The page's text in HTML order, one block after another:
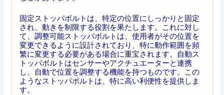
固定ストッパボルトは、特定の位置にしっかりと固定
され、動きを制限する役割を果たします。これに対し
て、調整可能ストッパボルトは、使用者がその位置を
変更できるように設計されており、特に動作範囲を頻
繁に変更する必要がある場合に重宝されます。自動ス
トッパボルトはセンサーやアクチュエーターと連携
し、自動で位置を調整する機能を持つものです。この
ようなストッパボルトは、特に高い利便性を提供しま
す。